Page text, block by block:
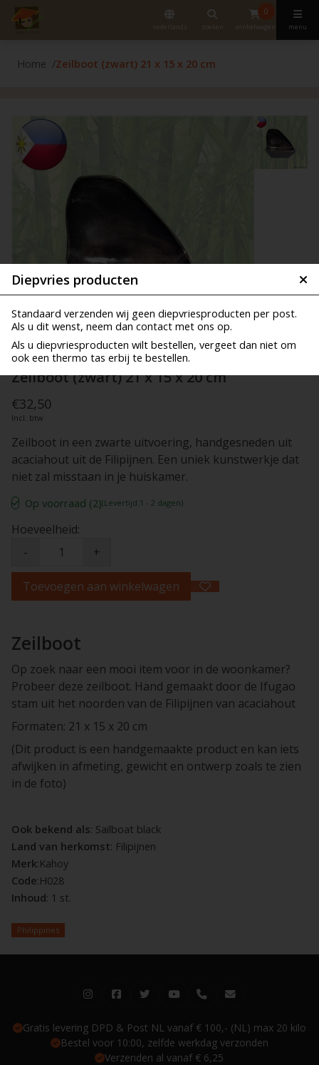
nederlands zoeken
0
winkelwagen menu
Diepvries producten
Standaard verzenden wij geen diepvriesproducten per post.
Als u dit wenst, neem dan contact met ons op.
Als u diepvriesproducten wilt bestellen, vergeet dan niet om
ook een thermo tas erbij te bestellen.
Home Zeilboot (zwart) 21 x 15 x 20 cm
Zeilboot (zwart) 21 x 15 x 20 cm
€32,50
Incl. btw
Zeilboot in een zwarte uitvoering, handgesneden uit
acaciahout uit de Filipijnen. Een uniek kunstwerkje dat
niet zal misstaan in je huiskamer.
Op voorraad (2)(Levertijd:1 - 2 dagen)
Hoeveelheid:
-
+
Toevoegen aan winkelwagen
Zeilboot
Op zoek naar een mooi item voor in de woonkamer?
Probeer deze zeilboot. Hand gemaakt door de Ifugao
stam uit het noorden van de Filipijnen van acaciahout
Formaten: 21 x 15 x 20 cm
(Dit product is een handgemaakte product en kan iets
afwijken in afmeting, gewicht en ontwerp zoals te zien
in de foto)
Ook bekend als: Sailboat black
Land van herkomst: Filipijnen
Merk:Kahoy
Code:H028
Inhoud: 1 st.
Philippines
Gratis levering DPD & Post NL vanaf € 100,- (NL) max 20 kilo
Bestel voor 10:00, zelfde werkdag verzonden
Verzenden al vanaf € 6,25